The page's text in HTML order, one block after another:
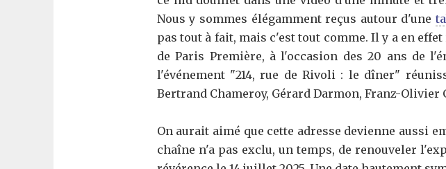
Nous y sommes élégamment reçus autour d'une
pas tout à fait, mais c'est tout comme. Il y a en
de Paris Première, à l'occasion des 20 ans de
l'événement "214, rue de Rivoli : le dîner"
Bertrand Chameroy, Gérard Darmon, Franz-Olivier
On aurait aimé que cette adresse devienne aussi
chaîne n'a pas exclu, un temps, de renouveler